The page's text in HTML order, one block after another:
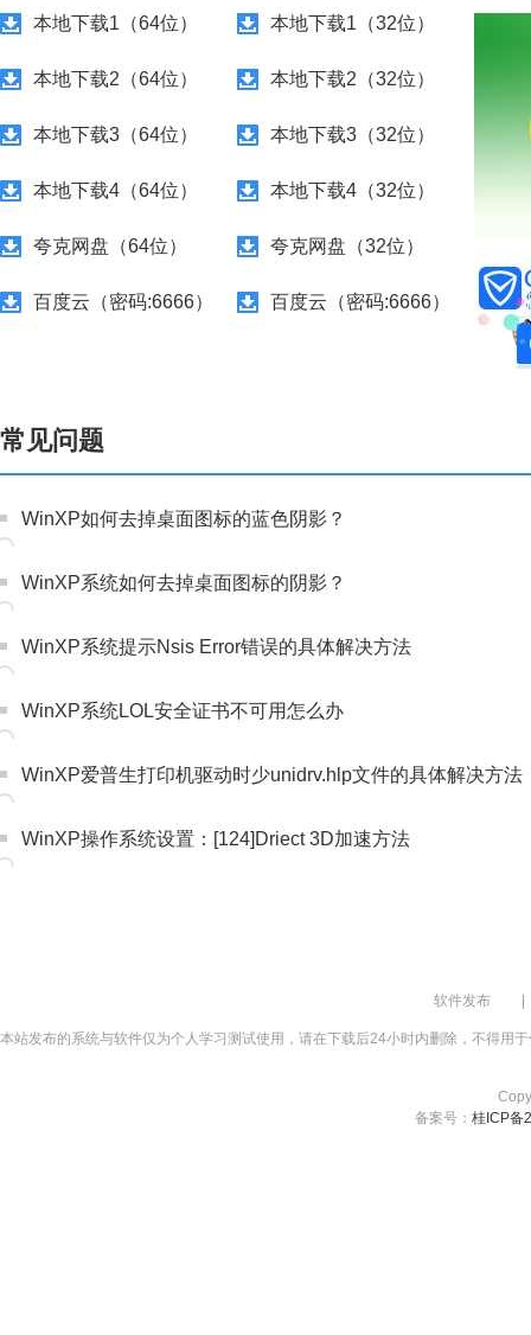
本地下载1（64位） 本地下载1（32位）
本地下载2（64位） 本地下载2（32位）
本地下载3（64位） 本地下载3（32位）
本地下载4（64位） 本地下载4（32位）
夸克网盘（64位） 夸克网盘（32位）
百度云（密码:6666） 百度云（密码:6666）
常见问题
WinXP如何去掉桌面图标的蓝色阴影？
WinXP系统如何去掉桌面图标的阴影？
WinXP系统提示Nsis Error错误的具体解决方法
WinXP系统LOL安全证书不可用怎么办
WinXP爱普生打印机驱动时少unidrv.hlp文件的具体解决方法
WinXP操作系统设置：[124]Driect 3D加速方法
软件发布
本站发布的系统与软件仅为个人学习测试使用，请在下载后24小时内删除，不得用
备案号： 桂ICP备